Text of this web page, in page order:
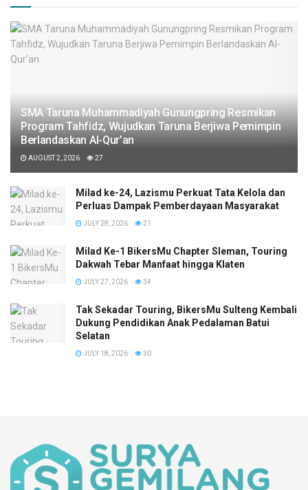
SMA Taruna Muhammadiyah Gunungpring Resmikan
Program Tahfidz, Wujudkan Taruna Berjiwa Pemimpin
Berlandaskan Al-Qur’an
AUGUST 2, 2026 27
Milad ke-24, Lazismu Perkuat Tata Kelola dan
Perluas Dampak Pemberdayaan Masyarakat
JULY 28, 2026 21
Milad Ke-1 BikersMu Chapter Sleman, Touring
Dakwah Tebar Manfaat hingga Klaten
JULY 27, 2026 34
Tak Sekadar Touring, BikersMu Sulteng Kembali
Dukung Pendidikan Anak Pedalaman Batui
Selatan
JULY 18, 2026 30